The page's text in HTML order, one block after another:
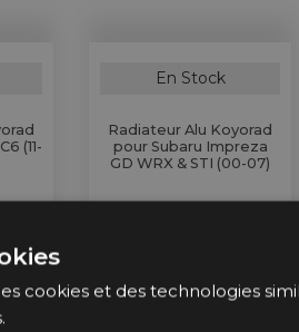
(11-
En Stock
Radiateur Alu Koyorad
pour Subaru Impreza
GD WRX & STI (00-07)
Ajouter au
cookies et des technologies